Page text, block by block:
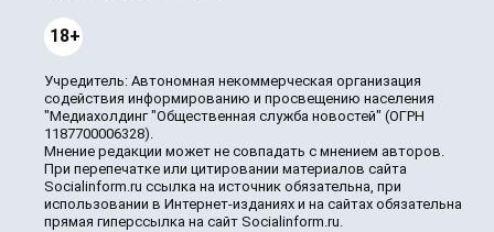
18+
Учредитель: Автономная некоммерческая организация
содействия информированию и просвещению населения
"Медиахолдинг "Общественная служба новостей" (ОГРН
1187700006328).
Мнение редакции может не совпадать с мнением авторов.
При перепечатке или цитировании материалов сайта
Socialinform.ru ссылка на источник обязательна, при
использовании в Интернет-изданиях и на сайтах обязательна
прямая гиперссылка на сайт Socialinform.ru.